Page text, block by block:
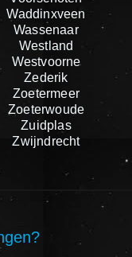
Waddinxveen
Wassenaar
Westland
Westvoorne
Zederik
Zoetermeer
Zoeterwoude
Zuidplas
Zwijndrecht